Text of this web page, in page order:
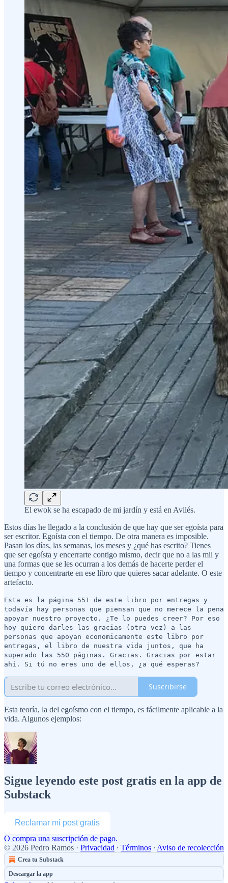
El ewok se ha escapado de mi jardín y está en Avilés.
Estos días he llegado a la conclusión de que hay que ser egoísta para
ser escritor. Egoísta con el tiempo. De otra manera es imposible.
Pasan los días, las semanas, los meses y ¿qué has escrito? Tienes
que ser egoísta y encerrarte contigo mismo, decir que no a las mil y
una formas que se les ocurran a los demás de hacerte perder el
tiempo y concentrarte en ese libro que quieres sacar adelante. O este
artefacto.
Esta es la página 551 de este libro por entregas y
todavía hay personas que piensan que no merece la pena
apoyar nuestro proyecto. ¿Te lo puedes creer? Por eso
hoy quiero darles las gracias (otra vez) a las
personas que apoyan economicamente este libro por
entregas, el libro de nuestra vida juntos, que ha
superado las 550 páginas. Gracias. Gracias por estar
ahí. Si tú no eres uno de ellos, ¿a qué esperas?
Suscribirse
Esta teoría, la del egoísmo con el tiempo, es fácilmente aplicable a la
vida. Algunos ejemplos:
Sigue leyendo este post gratis en la app de
Substack
Reclamar mi post gratis
O compra una suscripción de pago.
© 2026 Pedro Ramos · Privacidad ∙ Términos ∙ Aviso de recolección
Crea tu Substack
Descargar la app